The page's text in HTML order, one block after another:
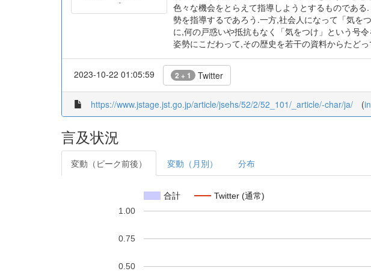
色々な機会をとらえて指導しようとするものであ
勢を指導するであろう.一方,社会人になって「気を
に,何の戸惑いや抵抗もなく「気をつけ」という号
姿勢にこだわって,その歴史を若干の資料からたど
2023-10-22 01:05:59 2 + 1 Twitter
https://www.jstage.jst.go.jp/article/jsehs/52/2/52_101/_article/-char/ja/ (
言及状況
変動（ピーク前後） 変動（月別） 分布
合計 Twitter (通常)
0.50
0.75
1.00